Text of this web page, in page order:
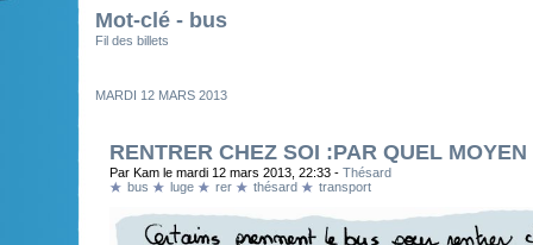
Mot-clé - bus
Fil des billets
MARDI 12 MARS 2013
RENTRER CHEZ SOI :PAR QUEL MOYEN
Par Kam le mardi 12 mars 2013, 22:33 - Thésard
bus
luge rer thésard transport